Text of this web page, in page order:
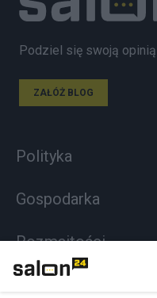
Podziel się swoją opinią
ZAŁÓŻ BLOG
Polityka
Gospodarka
Rozmaitości